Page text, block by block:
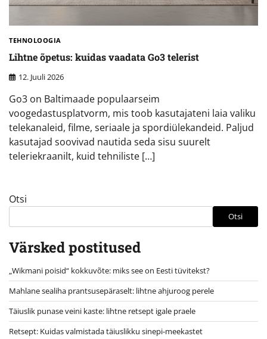
TEHNOLOOGIA
Lihtne õpetus: kuidas vaadata Go3 telerist
12. Juuli 2026
Go3 on Baltimaade populaarseim
voogedastusplatvorm, mis toob kasutajateni laia valiku
telekanaleid, filme, seriaale ja spordiülekandeid. Paljud
kasutajad soovivad nautida seda sisu suurelt
teleriekraanilt, kuid tehniliste […]
Otsi
Otsi
Värsked postitused
„Wikmani poisid“ kokkuvõte: miks see on Eesti tüvitekst?
Mahlane sealiha prantsusepäraselt: lihtne ahjuroog perele
Täiuslik punase veini kaste: lihtne retsept igale praele
Retsept: Kuidas valmistada täiuslikku sinepi-meekastet